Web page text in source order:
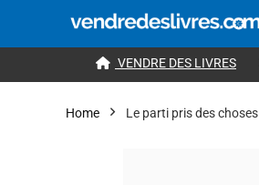
VENDRE DES LIVRES
Home Le parti pris des choses